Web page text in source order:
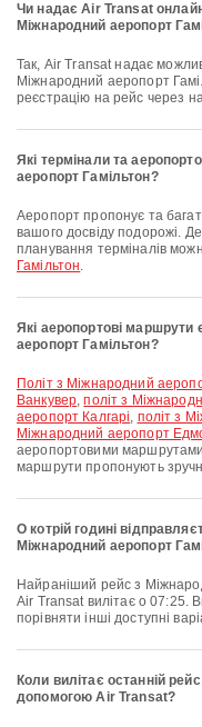
Чи надає Air Transat
Міжнародний аеропорт
Так, Air Transat надає можливість онлайн-реєстрації на рейси з
Міжнародний аеропорт
реєстрацію на рейс через
Які термінали та
аеропорт Гамільтон?
Аеропорт пропонує та багато інших зручностей для покращення
вашого досвіду подорожі.
планування терміналів
Гамільтон.
Які аеропортові
аеропорт Гамільтон?
політ з Міжнародний аеропорт Гамільтон в Міжнародний аеропорт
Ванкувер,політ з
аеропорт Калгарі, політ з
Міжнародний аеропорт
аеропортовими
маршрути пропонують
О котрій годині
Міжнародний аеропорт
Найраніший рейс з Міжнародний аеропорт Гамільтон авіакомпанією
Air Transat вилітає о 07:25.
порівняти інші доступні
Коли вилітає останній
допомогою Air Transat?